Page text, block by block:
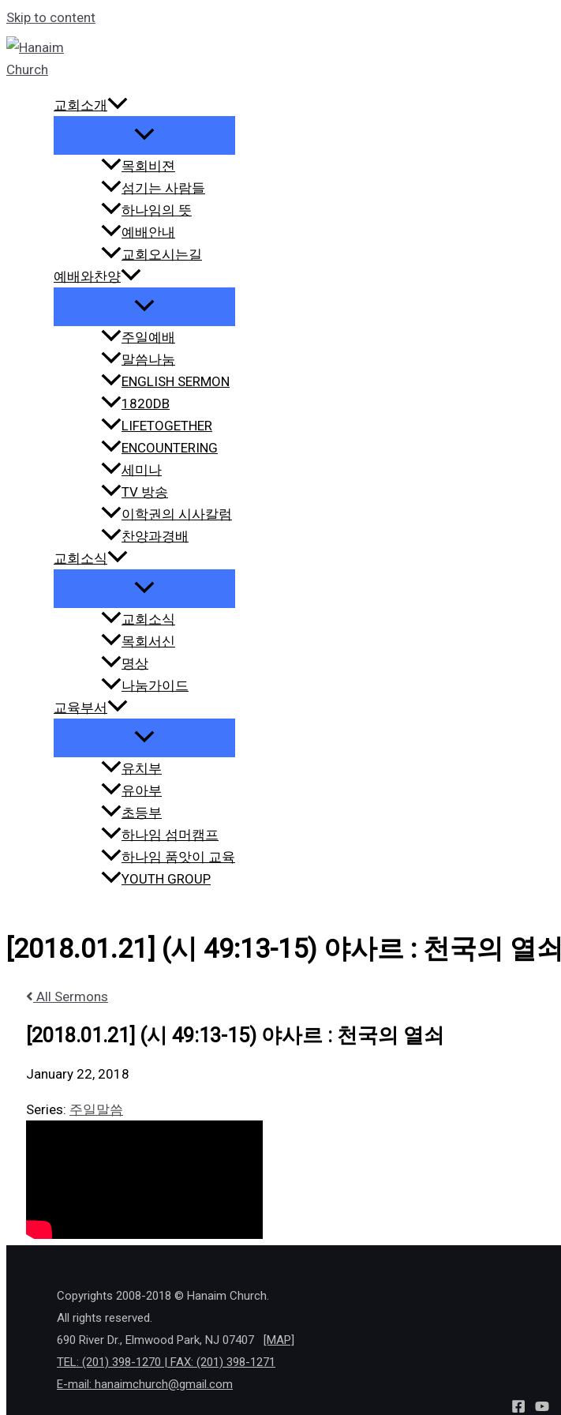
Skip to content
교회소개
목회비젼
섬기는 사람들
하나임의 뜻
예배안내
교회오시는길
예배와찬양
주일예배
말씀나눔
ENGLISH SERMON
1820DB
LIFETOGETHER
ENCOUNTERING
세미나
TV 방송
이학권의 시사칼럼
찬양과경배
교회소식
교회소식
목회서신
명상
나눔가이드
교육부서
유치부
유아부
초등부
하나임 섬머캠프
하나임 품앗이 교육
YOUTH GROUP
[2018.01.21] (시 49:13-15) 야사르 : 천국의 열쇠
All Sermons
[2018.01.21] (시 49:13-15) 야사르 : 천국의 열쇠
January 22, 2018
Series: 주일말씀
Copyrights 2008-2018 © Hanaim Church.
All rights reserved.
690 River Dr., Elmwood Park, NJ 07407
[MAP]
TEL: (201) 398-1270 | FAX: (201) 398-1271
E-mail: hanaimchurch@gmail.com